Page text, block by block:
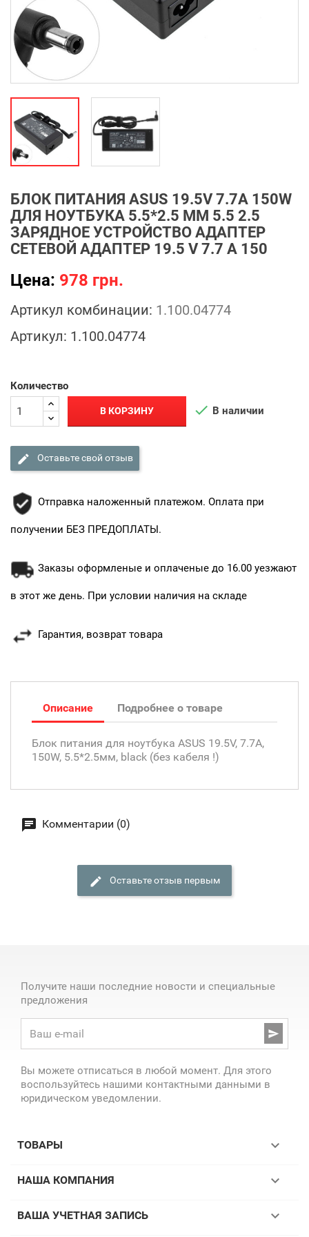
БЛОК ПИТАНИЯ ASUS 19.5V 7.7A 150W
ДЛЯ НОУТБУКА 5.5*2.5 ММ 5.5 2.5
ЗАРЯДНОЕ УСТРОЙСТВО АДАПТЕР
СЕТЕВОЙ АДАПТЕР 19.5 V 7.7 A 150
Цена: 978 грн.
Артикул комбинации: 1.100.04774
Артикул: 1.100.04774
Количество
В КОРЗИНУ  В наличии
Оставьте свой отзыв
Отправка наложенный платежом. Оплата при
получении БЕЗ ПРЕДОПЛАТЫ.
Заказы оформленые и оплаченые до 16.00 уезжают
в этот же день. При условии наличия на складе
Гарантия, возврат товара
Описание Подробнее о товаре
Блок питания для ноутбука ASUS 19.5V, 7.7A,
150W, 5.5*2.5мм, black (без кабеля !)
Комментарии (0)
Оставьте отзыв первым
Получите наши последние новости и специальные
предложения

Вы можете отписаться в любой момент. Для этого
воспользуйтесь нашими контактными данными в
юридическом уведомлении.
ТОВАРЫ 
НАША КОМПАНИЯ 
ВАША УЧЕТНАЯ ЗАПИСЬ 